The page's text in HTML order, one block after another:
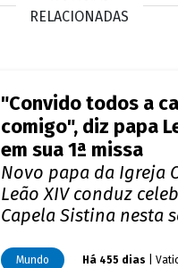
RELACIONADAS
"Convido todos a
comigo", diz papa
em sua 1ª missa
Novo papa da Igreja
Leão XIV conduz
Capela Sistina nesta
Mundo Há 455 dias |